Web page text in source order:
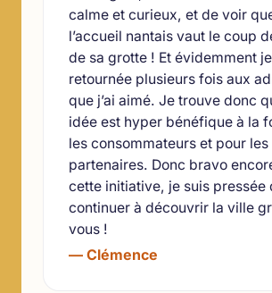
calme et curieux, et de voir
l’accueil nantais vaut le coup
de sa grotte ! Et évidemment
retournée plusieurs fois aux
que j’ai aimé. Je trouve donc
idée est hyper bénéfique à la
les consommateurs et pour les
partenaires. Donc bravo
cette initiative, je suis pressée
continuer à découvrir la ville
vous !
— Clémence